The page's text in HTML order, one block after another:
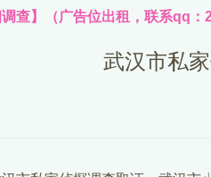
调查】（广告位出租，联系qq：
武汉市私